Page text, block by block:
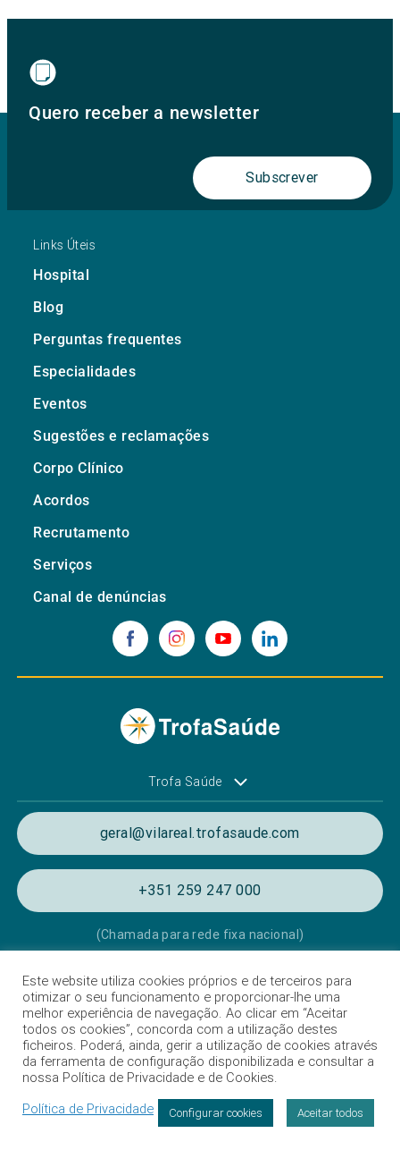
Marcação
Quero receber a newsletter
Subscrever
Links Úteis
Hospital
Blog
Perguntas frequentes
Especialidades
Eventos
Sugestões e reclamações
Corpo Clínico
Acordos
Recrutamento
Serviços
Canal de denúncias
Trofa Saúde
geral@vilareal.trofasaude.com
+351 259 247 000
(Chamada para rede fixa nacional)
Política de Privacidade e de Cookies
Termos e condições de utilização
Listagem das Unidades Hospitalares
Proteção de Dados
Livro de Reclamações
Este website utiliza cookies próprios e de terceiros para
otimizar o seu funcionamento e proporcionar-lhe uma
melhor experiência de navegação. Ao clicar em “Aceitar
todos os cookies”, concorda com a utilização destes
ficheiros. Poderá, ainda, gerir a utilização de cookies através
da ferramenta de configuração disponibilizada e consultar a
nossa Política de Privacidade e de Cookies.
Política de Privacidade
Configurar cookies Aceitar todos